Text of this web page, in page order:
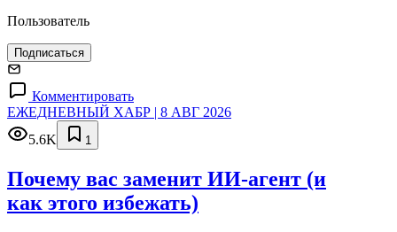
Пользователь
Подписаться
Комментировать
ЕЖЕДНЕВНЫЙ ХАБР | 8 АВГ 2026
5.6K
1
Почему вас заменит ИИ‑агент (и
как этого избежать)